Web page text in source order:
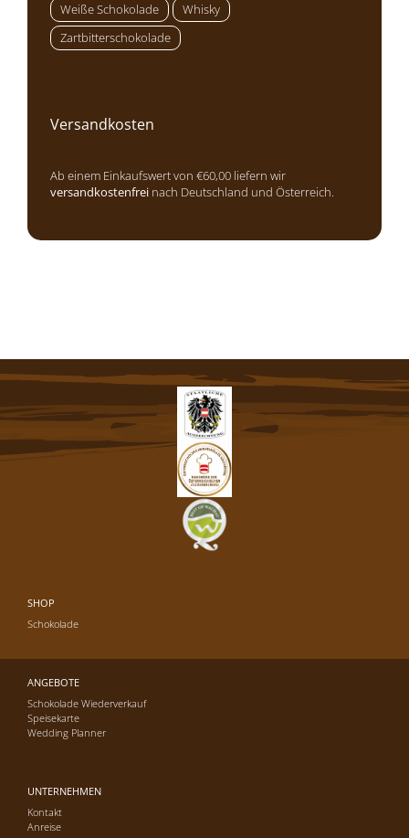
Weiße Schokolade
Whisky
Zartbitterschokolade
Versandkosten
Ab einem Einkaufswert von €60,00 liefern wir
versandkostenfrei nach Deutschland und Österreich.
SHOP
Schokolade
ANGEBOTE
Schokolade Wiederverkauf
Speisekarte
Wedding Planner
UNTERNEHMEN
Kontakt
Anreise